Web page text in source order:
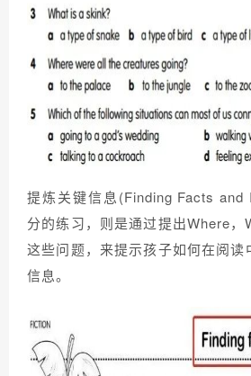
提炼关键信息(Finding Facts and
分的练习，则是通过提出Where
这些问题，来提示孩子如何在阅读
信息。